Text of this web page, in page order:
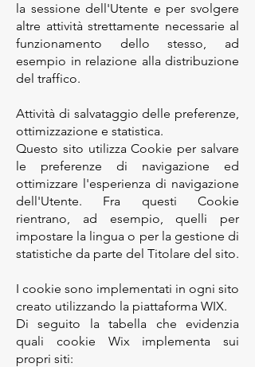
la sessione dell'Utente e per svolgere
altre attività strettamente necessarie al
funzionamento dello stesso, ad
esempio in relazione alla distribuzione
del traffico.
Attività di salvataggio delle preferenze,
ottimizzazione e statistica.
Questo sito utilizza Cookie per salvare
le preferenze di navigazione ed
ottimizzare l'esperienza di navigazione
dell'Utente. Fra questi Cookie
rientrano, ad esempio, quelli per
impostare la lingua o per la gestione di
statistiche da parte del Titolare del sito.
I cookie sono implementati in ogni sito
creato utilizzando la piattaforma WIX.
Di seguito la tabella che evidenzia
quali cookie Wix implementa sui
propri siti: